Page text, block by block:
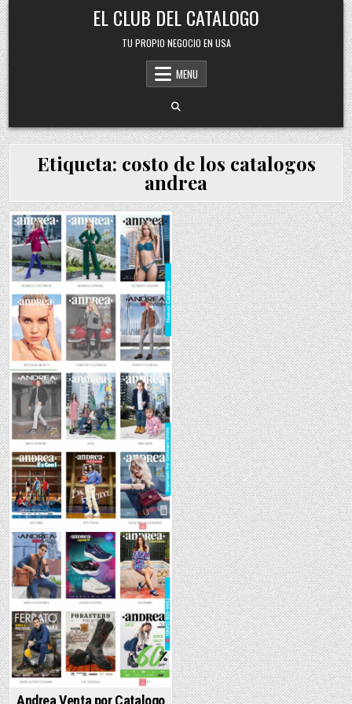
Skip
to
content
EL CLUB DEL CATALOGO
TU PROPIO NEGOCIO EN USA
MENU
Etiqueta: costo de los catalogos
andrea
Posted
in
Andrea Venta por Catalogo